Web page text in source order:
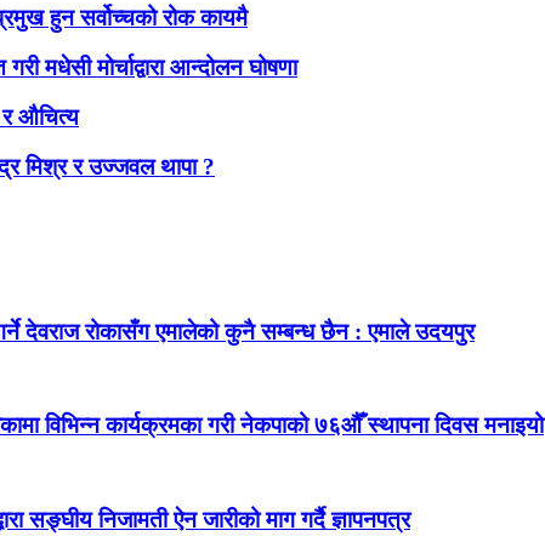
हुन सर्वोच्चको रोक कायमै
मधेसी मोर्चाद्वारा आन्दोलन घोषणा
र औचित्य
मिश्र र उज्जवल थापा ?
देवराज रोकासँग एमालेको कुनै सम्बन्ध छैन : एमाले उदयपुर
विभिन्न कार्यक्रमका गरी नेकपाको ७६औँ स्थापना दिवस मनाइयो
सङ्घीय निजामती ऐन जारीको माग गर्दै ज्ञापनपत्र